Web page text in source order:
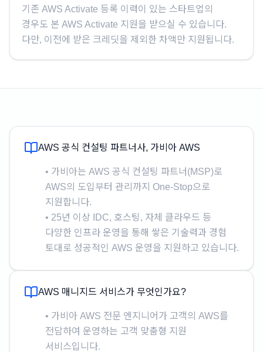
기존 AWS Activate 등록 이력이 있는 스타트업의
경우도 본 AWS Activate 지원을 받으실 수 있습니다.
다만, 이전에 받은 크레딧을 제외한 차액만 지원됩니다.
AWS 공식 컨설팅 파트너사, 가비아 AWS
• 가비아는 AWS 공식 컨설팅 파트너(MSP)로
AWS의 도입부터 관리까지 One-Stop으로
지원합니다.
• 25년 이상 IDC, 호스팅, 자체 클라우드 등
다양한 인프라 운영을 통해 쌓은 기술력과 경험
토대로 성공적인 AWS 운영을 지원하고 있습니다.
AWS 매니지드 서비스가 무엇인가요?
• 가비아 AWS 전문 엔지니어가 고객의 AWS를
전담하여 운영하는 고객 맞춤형 지원
서비스입니다.